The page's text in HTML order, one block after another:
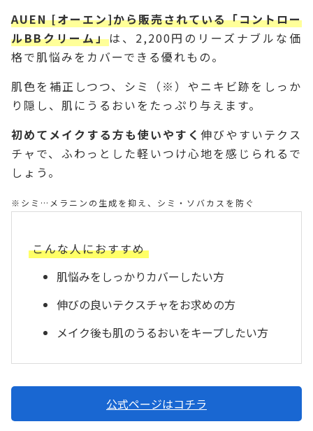
AUEN [オーエン]から販売されている「コントロー
ルBBクリーム」は、2,200円のリーズナブルな価
格で肌悩みをカバーできる優れもの。
肌色を補正しつつ、シミ（※）やニキビ跡をしっか
り隠し、肌にうるおいをたっぷり与えます。
初めてメイクする方も使いやすく伸びやすいテクス
チャで、ふわっとした軽いつけ心地を感じられるで
しょう。
※シミ…メラニンの生成を抑え、シミ・ソバカスを防ぐ
こんな人におすすめ
肌悩みをしっかりカバーしたい方
伸びの良いテクスチャをお求めの方
メイク後も肌のうるおいをキープしたい方
公式ページはコチラ